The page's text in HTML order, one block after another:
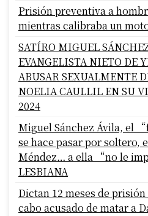
Prisión preventiva a
mientras calibraba un
SATÍRO MIGUEL
EVANGELISTA NIETO DE
ABUSAR SEXUALMENTE
NOELIA CAULLIL EN SU
2024
Miguel Sánchez Ávila, el
se hace pasar por soltero,
Méndez… a ella “no le
LESBIANA
Dictan 12 meses de
cabo acusado de matar a